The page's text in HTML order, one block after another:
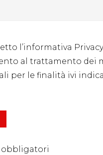
l’informativa
al trattamento dei
per le finalità ivi
obbligatori